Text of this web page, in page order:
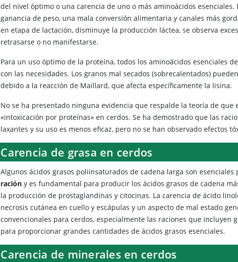
del nivel óptimo o una carencia de uno o más aminoácidos
ganancia de peso, una mala conversión alimentaria y canales más
en etapa de lactación, disminuye la producción láctea, se observa
retrasarse o no manifestarse.
Para un uso óptimo de la proteína, todos los aminoácidos esenciales
con las necesidades. Los granos mal secados (sobrecalentados)
debido a la reacción de Maillard, que afecta específicamente la lisina.
No se ha presentado ninguna evidencia que respalde la teoría de que
«intoxicación por proteínas» en cerdos. Se ha demostrado que las
laxantes y su uso es menos eficaz, pero no se han observado efectos
Carencia de grasa en cerdos
Algunos ácidos grasos poliinsaturados de cadena larga son esenciales
racióny es fundamental para producir los ácidos grasos de cadena
la producción de prostaglandinas y citocinas. La carencia de ácido
necrosis cutánea en cuello y escápulas y un aspecto de mal estado
convencionales para cerdos, especialmente las raciones que
para proporcionar grandes cantidades de ácidos grasos esenciales.
Carencia de minerales en cerdos